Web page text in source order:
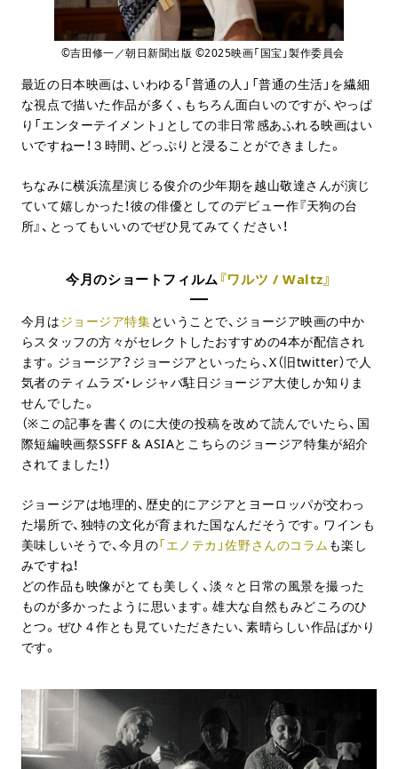
©吉田修一／朝日新聞出版 ©2025映画「国宝」製作委員会
最近の日本映画は、いわゆる「普通の人」「普通の生活」を繊細
な視点で描いた作品が多く、もちろん面白いのですが、やっぱ
り「エンターテイメント」としての非日常感あふれる映画はい
いですねー！３時間、どっぷりと浸ることができました。
ちなみに横浜流星演じる俊介の少年期を越山敬達さんが演じ
ていて嬉しかった！彼の俳優としてのデビュー作『天狗の台
所』、とってもいいのでぜひ見てみてください！
今月のショートフィルム 『ワルツ / Waltz』
今月はジョージア特集ということで、ジョージア映画の中か
らスタッフの方々がセレクトしたおすすめの4本が配信され
ます。ジョージア？ジョージアといったら、X（旧twitter）で人
気者のティムラズ・レジャバ駐日ジョージア大使しか知りま
せんでした。
（※この記事を書くのに大使の投稿を改めて読んでいたら、国
際短編映画祭SSFF & ASIAとこちらのジョージア特集が紹介
されてました！）
ジョージアは地理的、歴史的にアジアとヨーロッパが交わっ
た場所で、独特の文化が育まれた国なんだそうです。ワインも
美味しいそうで、今月の「エノテカ」佐野さんのコラム も楽し
みですね！
どの作品も映像がとても美しく、淡々と日常の風景を撮った
ものが多かったように思います。雄大な自然もみどころのひ
とつ。ぜひ４作とも見ていただきたい、素晴らしい作品ばかり
です。